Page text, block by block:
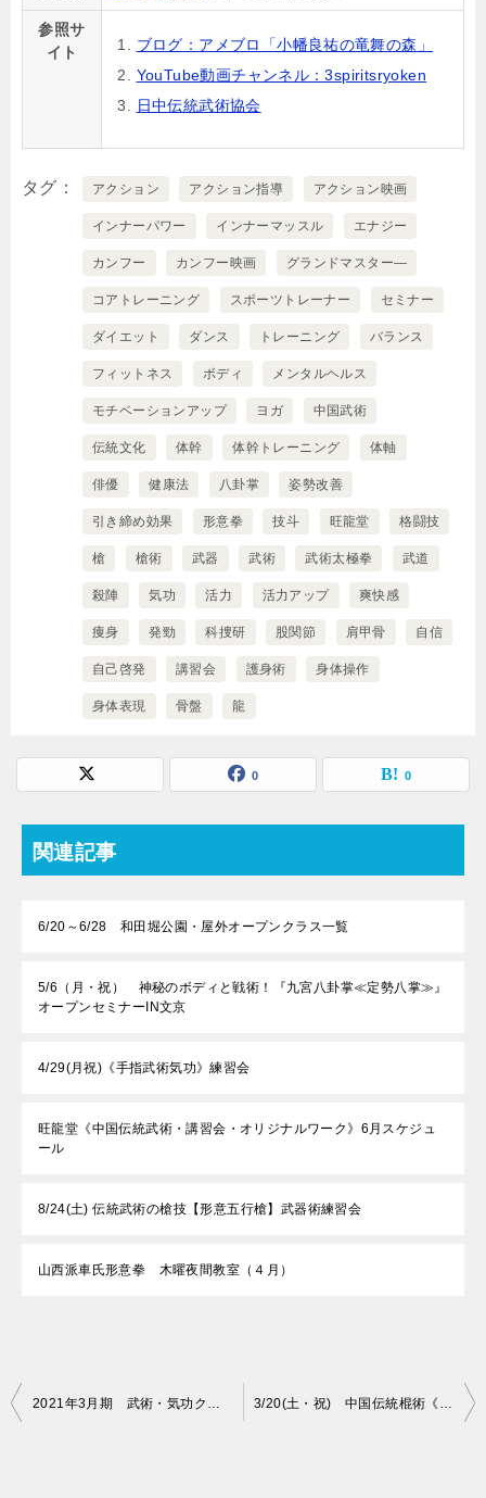
参照サ
イト
ブログ：アメブロ「小幡良祐の竜舞の森」
YouTube動画チャンネル：3spiritsryoken
日中伝統武術協会
タグ アクション アクション指導 アクション映画
インナーパワー インナーマッスル エナジー
カンフー カンフー映画 グランドマスター―
コアトレーニング スポーツトレーナー セミナー
ダイエット ダンス トレーニング バランス
フィットネス ボディ メンタルヘルス
モチベーションアップ ヨガ 中国武術
伝統文化 体幹 体幹トレーニング 体軸
俳優 健康法 八卦掌 姿勢改善
引き締め効果 形意拳 技斗 旺龍堂 格闘技
槍 槍術 武器 武術 武術太極拳 武道
殺陣 気功 活力 活力アップ 爽快感
痩身 発勁 科捜研 股関節 肩甲骨 自信
自己啓発 講習会 護身術 身体操作
身体表現 骨盤 龍
0 0
関連記事
6/20～6/28 和田堀公園・屋外オープンクラス一覧
5/6（月・祝） 神秘のボディと戦術！『九宮八卦掌≪定勢八掌≫』
オープンセミナーIN文京
4/29(月祝)《手指武術気功》練習会
旺龍堂《中国伝統武術・講習会・オリジナルワーク》6月スケジュ
ール
8/24(土) 伝統武術の槍技【形意五行槍】武器術練習会
山西派車氏形意拳 木曜夜間教室（４月）
投
2021年3月期 武術・気功クラス＆セミナースケジュール 3/20(土・祝) 中国伝統棍術《形意梅花棍》セミナー全二編【後編】